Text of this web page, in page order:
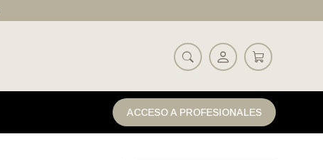
ACCESO A PROFESIONALES